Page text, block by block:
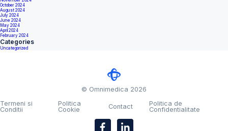
October 2024
August 2024
July 2024
June 2024
May 2024
April 2024
February 2024
Categories
Uncategorized
© Omnimedica 2026
Termeni si
Conditii
Politica
Cookie
Contact
Politica de
Confidentialitate